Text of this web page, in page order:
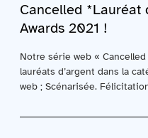
Cancelled *Lauréat
Awards 2021 !
Notre série web «
lauréats d’argent dans la
web ; Scénarisée.